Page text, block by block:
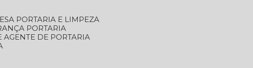
PORTARIA E LIMPEZA
PORTARIA
AGENTE DE PORTARIA